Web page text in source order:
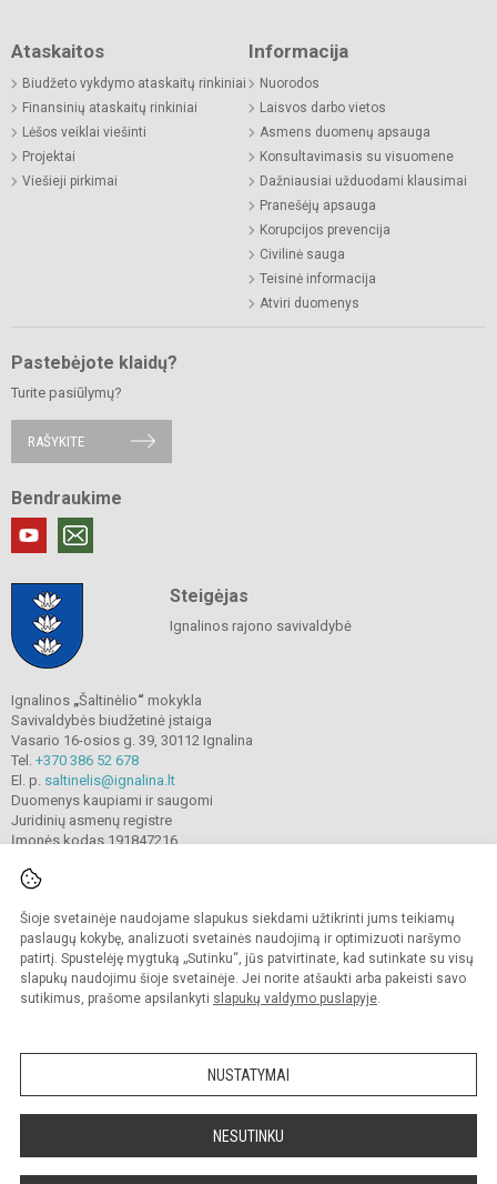
Šioje svetainėje naudojame slapukus siekdami užtikrinti jums teikiamų
paslaugų kokybę, analizuoti svetainės naudojimą ir optimizuoti naršymo
patirtį. Spustelėję mygtuką „Sutinku“, jūs patvirtinate, kad sutinkate su visų
slapukų naudojimu šioje svetainėje. Jei norite atšaukti arba pakeisti savo
sutikimus, prašome apsilankyti slapukų valdymo puslapyje.
NUSTATYMAI
NESUTINKU
Ataskaitos
Biudžeto vykdymo ataskaitų rinkiniai
Finansinių ataskaitų rinkiniai
Lėšos veiklai viešinti
Projektai
Viešieji pirkimai
Informacija
Nuorodos
Laisvos darbo vietos
Asmens duomenų apsauga
Konsultavimasis su visuomene
Dažniausiai užduodami klausimai
Pranešėjų apsauga
Korupcijos prevencija
Civilinė sauga
Teisinė informacija
Atviri duomenys
Pastebėjote klaidų?
Turite pasiūlymų?
RAŠYKITE
Bendraukime
Steigėjas
Ignalinos rajono savivaldybė
Ignalinos „Šaltinėlio“ mokykla
Savivaldybės biudžetinė įstaiga
Vasario 16-osios g. 39, 30112 Ignalina
Tel. +370 386 52 678
El. p. saltinelis@ignalina.lt
Duomenys kaupiami ir saugomi
Juridinių asmenų registre
Įmonės kodas 191847216
© 2022. Ignalinos„Šaltinėlio “mokykla. Visos teisės saugomos.
Kopijuoti turinį be raštiško gimnazijos sutikimo griežtai draudžiama.
Prieinamumo paraiška Slapukų valdymas
Sumanus būdas atnaujinti